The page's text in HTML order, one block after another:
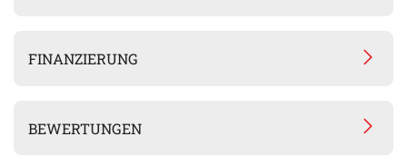
FINANZIERUNG
BEWERTUNGEN